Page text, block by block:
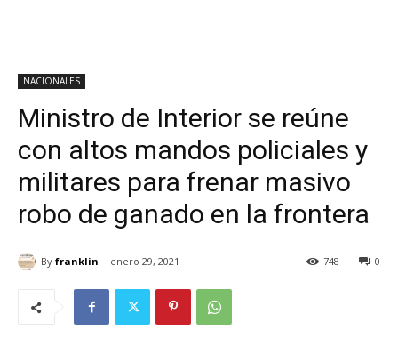
NACIONALES
Ministro de Interior se reúne
con altos mandos policiales y
militares para frenar masivo
robo de ganado en la frontera
By franklin enero 29, 2021 0
748